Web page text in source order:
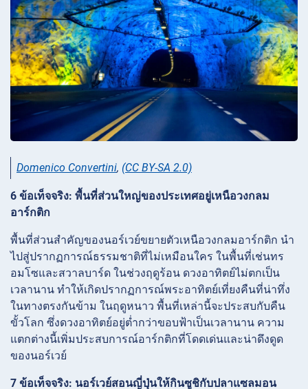
Domenico Convertini, (CC BY-SA 2.0)
6 ข้อเท็จจริง: พื้นที่ส่วนใหญ่ของประเทศอยู่เหนือวงกลม
อาร์กติก
พื้นที่ส่วนสำคัญของนอร์เวย์ขยายตัวเหนือวงกลมอาร์กติก นำ
ไปสู่ปรากฏการณ์ธรรมชาติที่ไม่เหมือนใคร ในพื้นที่เช่นทร
อมโซและสวาลบาร์ด ในช่วงฤดูร้อน ดวงอาทิตย์ไม่ตกเป็น
เวลานาน ทำให้เกิดปรากฏการณ์พระอาทิตย์เที่ยงคืนที่น่าทึ่ง
ในทางตรงกันข้าม ในฤดูหนาว พื้นที่เหล่านี้จะประสบกับคืน
ขั้วโลก ซึ่งดวงอาทิตย์อยู่ต่ำกว่าขอบฟ้าเป็นเวลานาน ความ
แตกต่างนี้เพิ่มประสบการณ์อาร์กติกที่โดดเด่นและน่าดึงดูด
ของนอร์เวย์
7 ข้อเท็จจริง: นอร์เวย์สอนญี่ปุ่นให้กินซูชิกับปลาแซลมอน